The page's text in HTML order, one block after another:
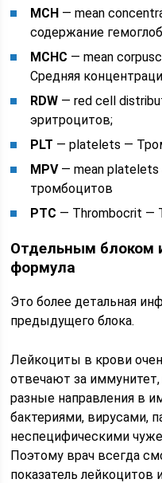
MCH — mean
содержание
MCHC — mean
Средняя
RDW — red cell
эритроцитов;
PLT — platelets —
MPV— mean platelets
тромбоцитов
PTC — Thrombocrit —
Отдельным блоком
формула
Это более детальная
предыдущего блока.
Лейкоциты в крови
отвечают за
разные направления в
бактериями, вирусами,
неспецифическими
Поэтому врач всегда
показатель лейкоцитов